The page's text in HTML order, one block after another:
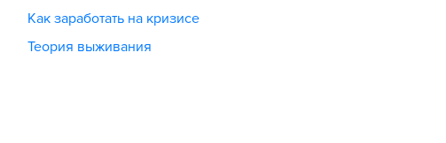
Как заработать на кризисе
Теория выживания